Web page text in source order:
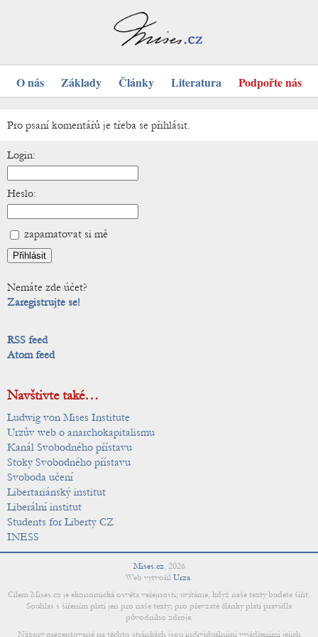
O nás Základy Články Literatura Podpořte nás
Pro psaní komentářů je třeba se přihlásit.
Login:
Heslo:
zapamatovat si mě
Nemáte zde účet?
Zaregistrujte se!
RSS feed
Atom feed
Navštivte také…
Ludwig von Mises Institute
Urzův web o anarchokapitalismu
Kanál Svobodného přístavu
Stoky Svobodného přístavu
Svoboda učení
Libertariánský institut
Liberální institut
Students for Liberty CZ
INESS
Mises.cz, 2026
Web vytvořil Urza.
Cílem Mises.cz je ekonomická osvěta veřejnosti; uvítáme, když naše texty budete šířit.
Souhlas s šířením platí jen pro naše texty; pro převzaté články platí pravidla
původního zdroje.
Názory prezentované na těchto stránkách jsou individuálními vyjádřeními jejich